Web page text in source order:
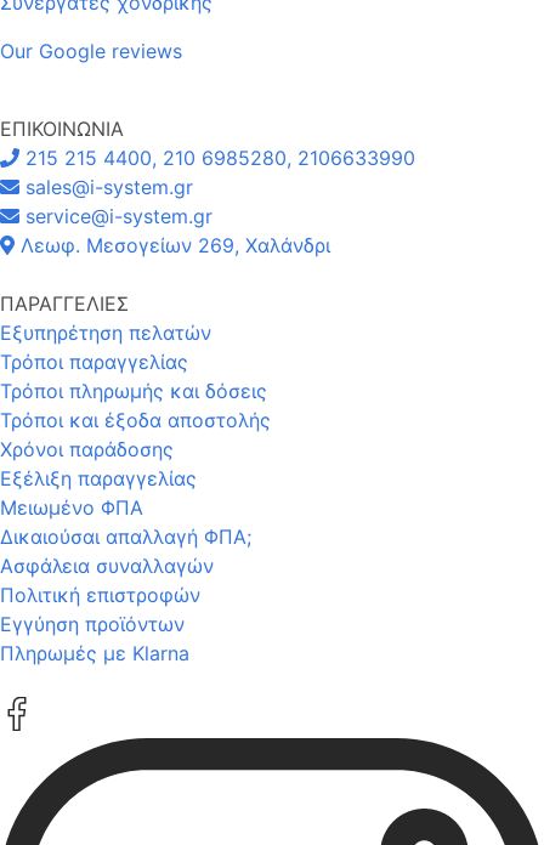
Our Google reviews
ΕΠΙΚΟΙΝΩΝΙΑ
215 215 4400, 210 6985280, 2106633990
sales@i-system.gr
service@i-system.gr
Λεωφ. Μεσογείων 269, Χαλάνδρι
ΠΑΡΑΓΓΕΛΙΕΣ
Εξυπηρέτηση πελατών
Τρόποι παραγγελίας
Τρόποι πληρωμής και δόσεις
Τρόποι και έξοδα αποστολής
Χρόνοι παράδοσης
Εξέλιξη παραγγελίας
Μειωμένο ΦΠΑ
Δικαιούσαι απαλλαγή ΦΠΑ;
Ασφάλεια συναλλαγών
Πολιτική επιστροφών
Εγγύηση προϊόντων
Πληρωμές με Klarna